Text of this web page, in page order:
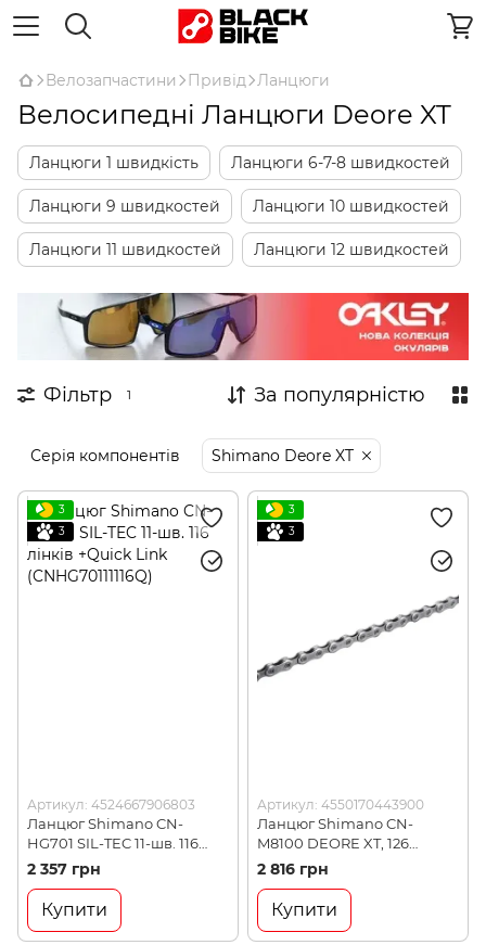
Велозапчастини Привід Ланцюги
Велосипедні Ланцюги Deore XT
Ланцюги 1 швидкість Ланцюги 6-7-8 швидкостей
Ланцюги 9 швидкостей Ланцюги 10 швидкостей
Ланцюги 11 швидкостей Ланцюги 12 швидкостей
Фільтр 1 За популярністю
Серія компонентів Shimano Deore XT
3
3
Артикул: 4524667906803
Ланцюг Shimano CN-
HG701 SIL-TEC 11-шв. 116
лінків +Quick Link
(CNHG70111116Q)
2 357 грн
Купити
3
3
Артикул: 4550170443900
Ланцюг Shimano CN-
M8100 DEORE XT, 126
лінків, 12-швидк, +QUICK-
LINK (CNM8100126Q)
2 816 грн
Купити